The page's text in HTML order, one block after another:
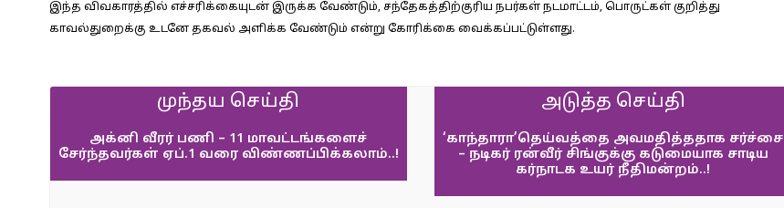
இந்த விவகாரத்தில் எச்சரிக்கையுடன் இருக்க வேண்டும், சந்தேகத்திற்குரிய நபர்கள் நடமாட்டம், பொருட்கள் குறித்து
காவல்துறைக்கு உடனே தகவல் அளிக்க வேண்டும் என்று கோரிக்கை வைக்கப்பட்டுள்ளது.
முந்தய செய்தி
அக்னி வீரர் பணி – 11 மாவட்டங்களைச்
சேர்ந்தவர்கள் ஏப்.1 வரை விண்ணப்பிக்கலாம்..!
அடுத்த செய்தி
‘காந்தாரா’தெய்வத்தை அவமதித்ததாக சர்ச்சை
– நடிகர் ரன்வீர் சிங்குக்கு கடுமையாக சாடிய
கர்நாடக உயர் நீதிமன்றம்..!